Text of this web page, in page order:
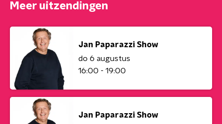
Meer uitzendingen
Jan Paparazzi Show
do 6 augustus
16:00 - 19:00
Jan Paparazzi Show